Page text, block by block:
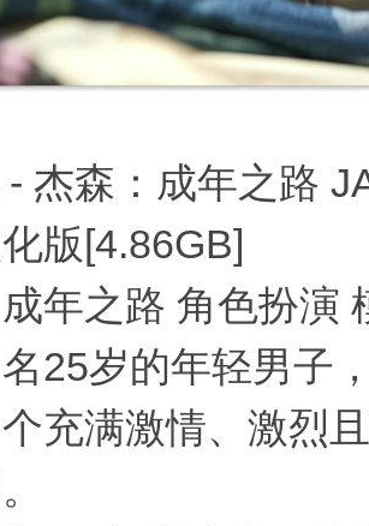
杰森：成年之路
版[4.86GB]
年之路 角色扮演
25岁的年轻男子
充满激情、激烈